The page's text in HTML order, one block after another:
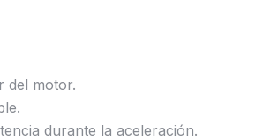
del motor.
durante la aceleración.